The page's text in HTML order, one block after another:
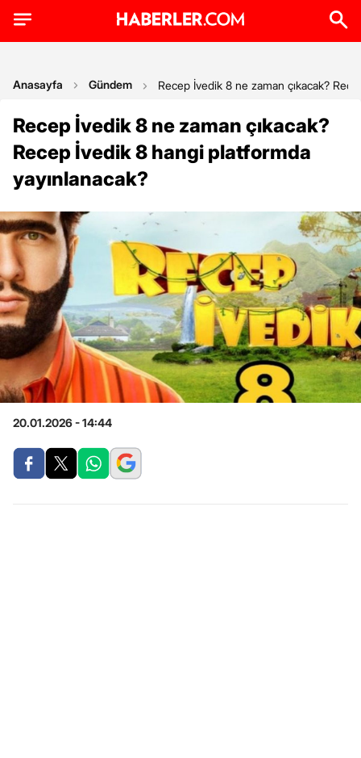
Anasayfa Gündem Recep İvedik 8 ne zaman çıkacak?
Recep İvedik 8 ne zaman çıkacak?
Recep İvedik 8 hangi platformda
yayınlanacak?
20.01.2026 - 14:44